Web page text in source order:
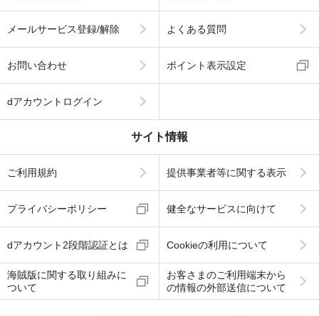
メールサービス登録/解除 よくある質問
お問い合わせ ポイント表示設定
dアカウントログイン
サイト情報
ご利用規約 提供事業者等に関する表示
プライバシーポリシー 健全なサービスに向けて
dアカウント2段階認証とは Cookieの利用について
海賊版に関する取り組みに
ついて
お客さまのご利用端末から
の情報の外部送信について